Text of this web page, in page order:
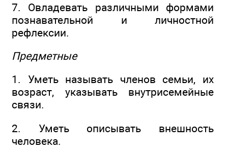
7. Овладевать различными формами
познавательной и личностной
рефлексии.
Предметные
1. Уметь называть членов семьи, их
возраст, указывать внутрисемейные
связи.
2. Уметь описывать внешность
человека.